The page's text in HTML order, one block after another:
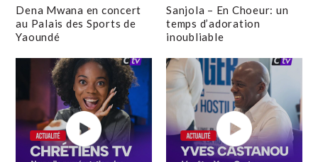
Dena Mwana en concert
au Palais des Sports de
Yaoundé
Sanjola – En Choeur: un
temps d’adoration
inoubliable